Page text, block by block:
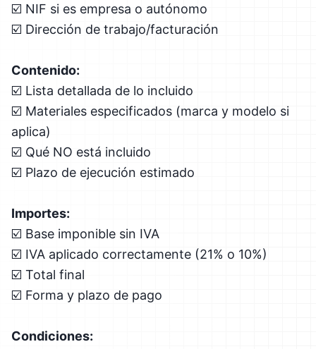
☑️ NIF si es empresa o autónomo
☑️ Dirección de trabajo/facturación
Contenido:
☑️ Lista detallada de lo incluido
☑️ Materiales especificados (marca y modelo si
aplica)
☑️ Qué NO está incluido
☑️ Plazo de ejecución estimado
Importes:
☑️ Base imponible sin IVA
☑️ IVA aplicado correctamente (21% o 10%)
☑️ Total final
☑️ Forma y plazo de pago
Condiciones: